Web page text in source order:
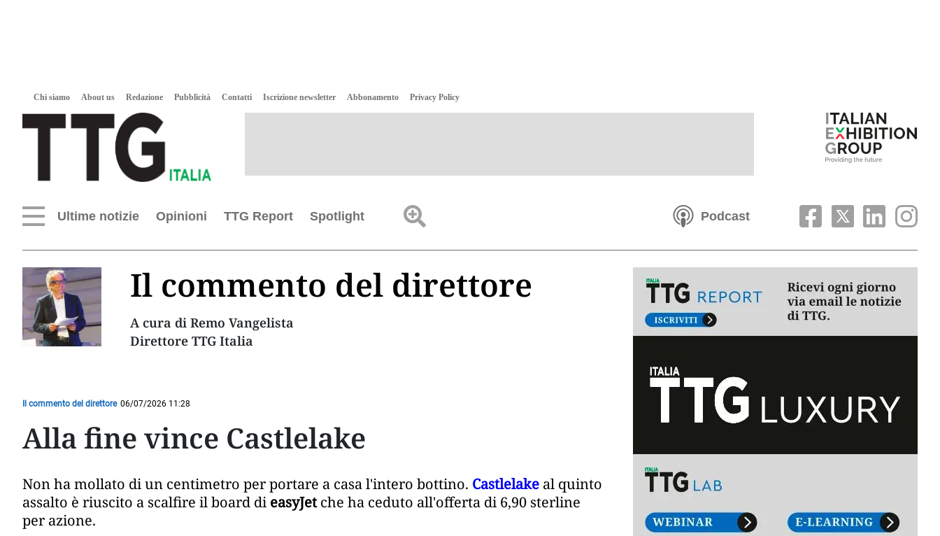
Chi siamo About us Redazione Pubblicità Contatti Iscrizione newsletter Abbonamento Privacy Policy
Ultime notizie Opinioni TTG Report Spotlight Podcast
Il commento del direttore
A cura di Remo Vangelista
Direttore TTG Italia
Il commento del direttore 06/07/2026 11:28
Alla fine vince Castlelake
Non ha mollato di un centimetro per portare a casa l'intero bottino. Castlelake al quinto
assalto è riuscito a scalfire il board dieasyJetche ha ceduto all'offerta di 6,90 sterline
per azione.